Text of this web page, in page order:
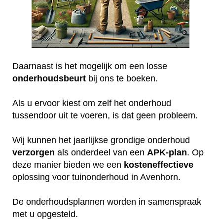
Daarnaast is het mogelijk om een losse
onderhoudsbeurt bij ons te boeken.
Als u ervoor kiest om zelf het onderhoud
tussendoor uit te voeren, is dat geen probleem.
Wij kunnen het jaarlijkse grondige onderhoud
verzorgen als onderdeel van een APK-plan. Op
deze manier bieden we een kosteneffectieve
oplossing voor tuinonderhoud in Avenhorn.
De onderhoudsplannen worden in samenspraak
met u opgesteld.